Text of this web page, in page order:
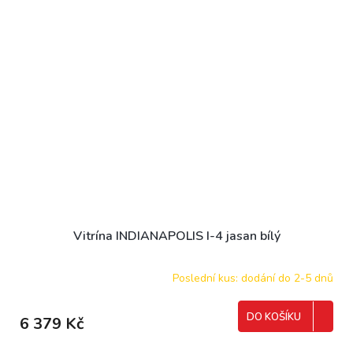
Vitrína INDIANAPOLIS I-4 jasan bílý
Poslední kus: dodání do 2-5 dnů
6 379 Kč DO KOŠÍKU